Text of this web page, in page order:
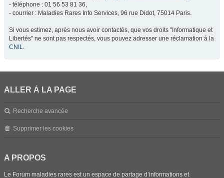
- téléphone : 01 56 53 81 36,
- courrier : Maladies Rares Info Services, 96 rue Didot, 75014 Paris.
Si vous estimez, après nous avoir contactés, que vos droits "Informatique et
Libertés" ne sont pas respectés, vous pouvez adresser une réclamation à la
CNIL.
ALLER À LA PAGE
Recherche avancée
Supprimer les cookies
A PROPOS
Le Forum maladies rares est un espace de partage d’informations et